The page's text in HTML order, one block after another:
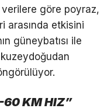
göre poyraz,
arasında etkisini
güneybatısı ile
60 KM HIZ”